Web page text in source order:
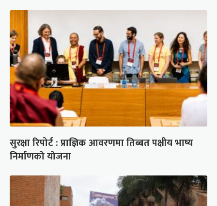
सुरक्षा रिपोर्ट : प्राज्ञिक आवरणमा तिब्बत पक्षीय भाष्य
निर्माणको योजना